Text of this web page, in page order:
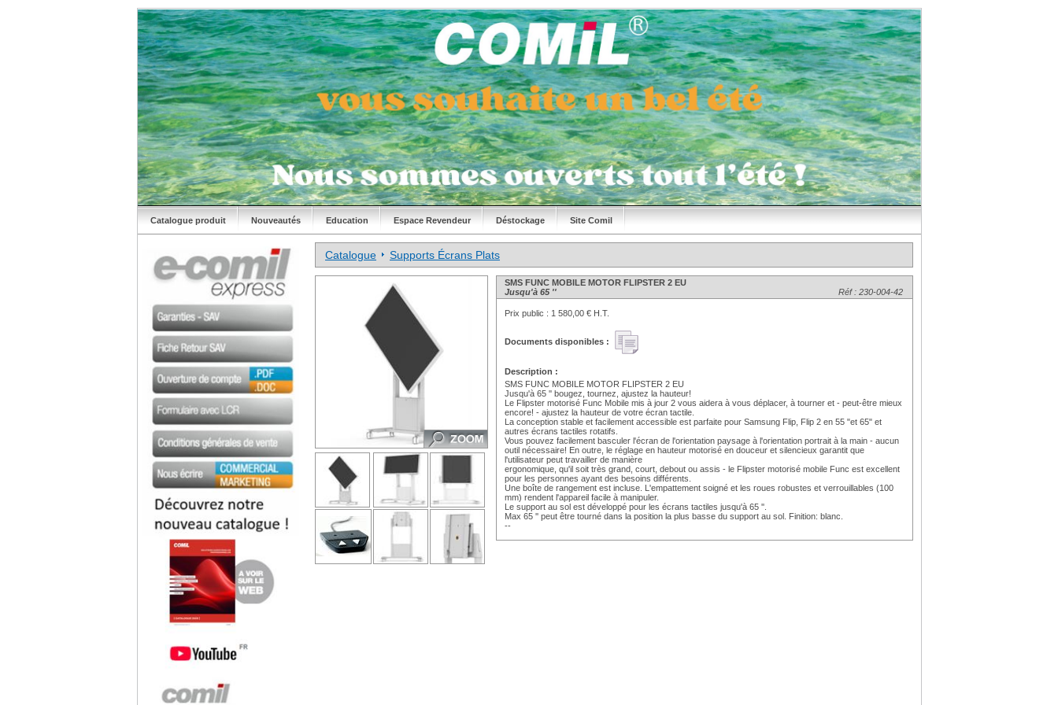
Catalogue produit Nouveautés Education Espace Revendeur Déstockage Site Comil
Catalogue Supports Écrans Plats
SMS FUNC MOBILE MOTOR FLIPSTER 2 EU
Jusqu'à 65 ''
Réf : 230-004-42
Prix public : 1 580,00 € H.T.
Documents disponibles :
Description :
SMS FUNC MOBILE MOTOR FLIPSTER 2 EU
Jusqu'à 65 '' bougez, tournez, ajustez la hauteur!
Le Flipster motorisé Func Mobile mis à jour 2 vous aidera à vous déplacer, à tourner et - peut-être mieux
encore! - ajustez la hauteur de votre écran tactile.
La conception stable et facilement accessible est parfaite pour Samsung Flip, Flip 2 en 55 "et 65" et
autres écrans tactiles rotatifs.
Vous pouvez facilement basculer l'écran de l'orientation paysage à l'orientation portrait à la main - aucun
outil nécessaire! En outre, le réglage en hauteur motorisé en douceur et silencieux garantit que
l'utilisateur peut travailler de manière
ergonomique, qu'il soit très grand, court, debout ou assis - le Flipster motorisé mobile Func est excellent
pour les personnes ayant des besoins différents.
Une boîte de rangement est incluse. L'empattement soigné et les roues robustes et verrouillables (100
mm) rendent l'appareil facile à manipuler.
Le support au sol est développé pour les écrans tactiles jusqu'à 65 ''.
Max 65 '' peut être tourné dans la position la plus basse du support au sol. Finition: blanc.
--